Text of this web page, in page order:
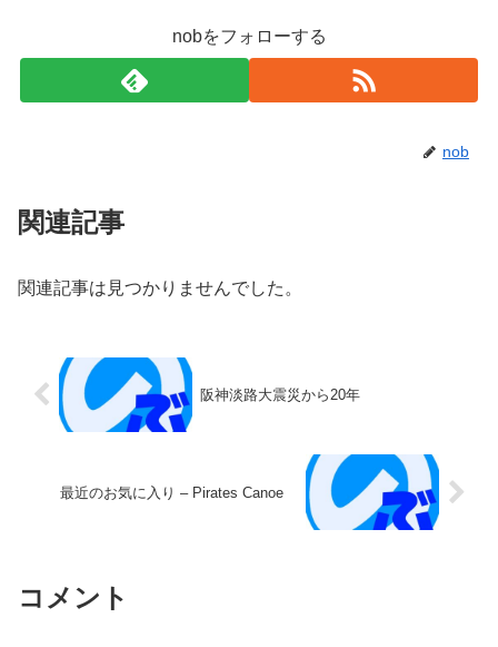
nobをフォローする
nob
関連記事
関連記事は見つかりませんでした。
阪神淡路大震災から20年
最近のお気に入り – Pirates Canoe
コメント